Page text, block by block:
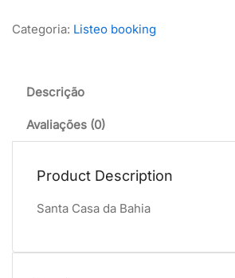
Categoria: Listeo booking
Descrição
Avaliações (0)
Product Description
Santa Casa da Bahia